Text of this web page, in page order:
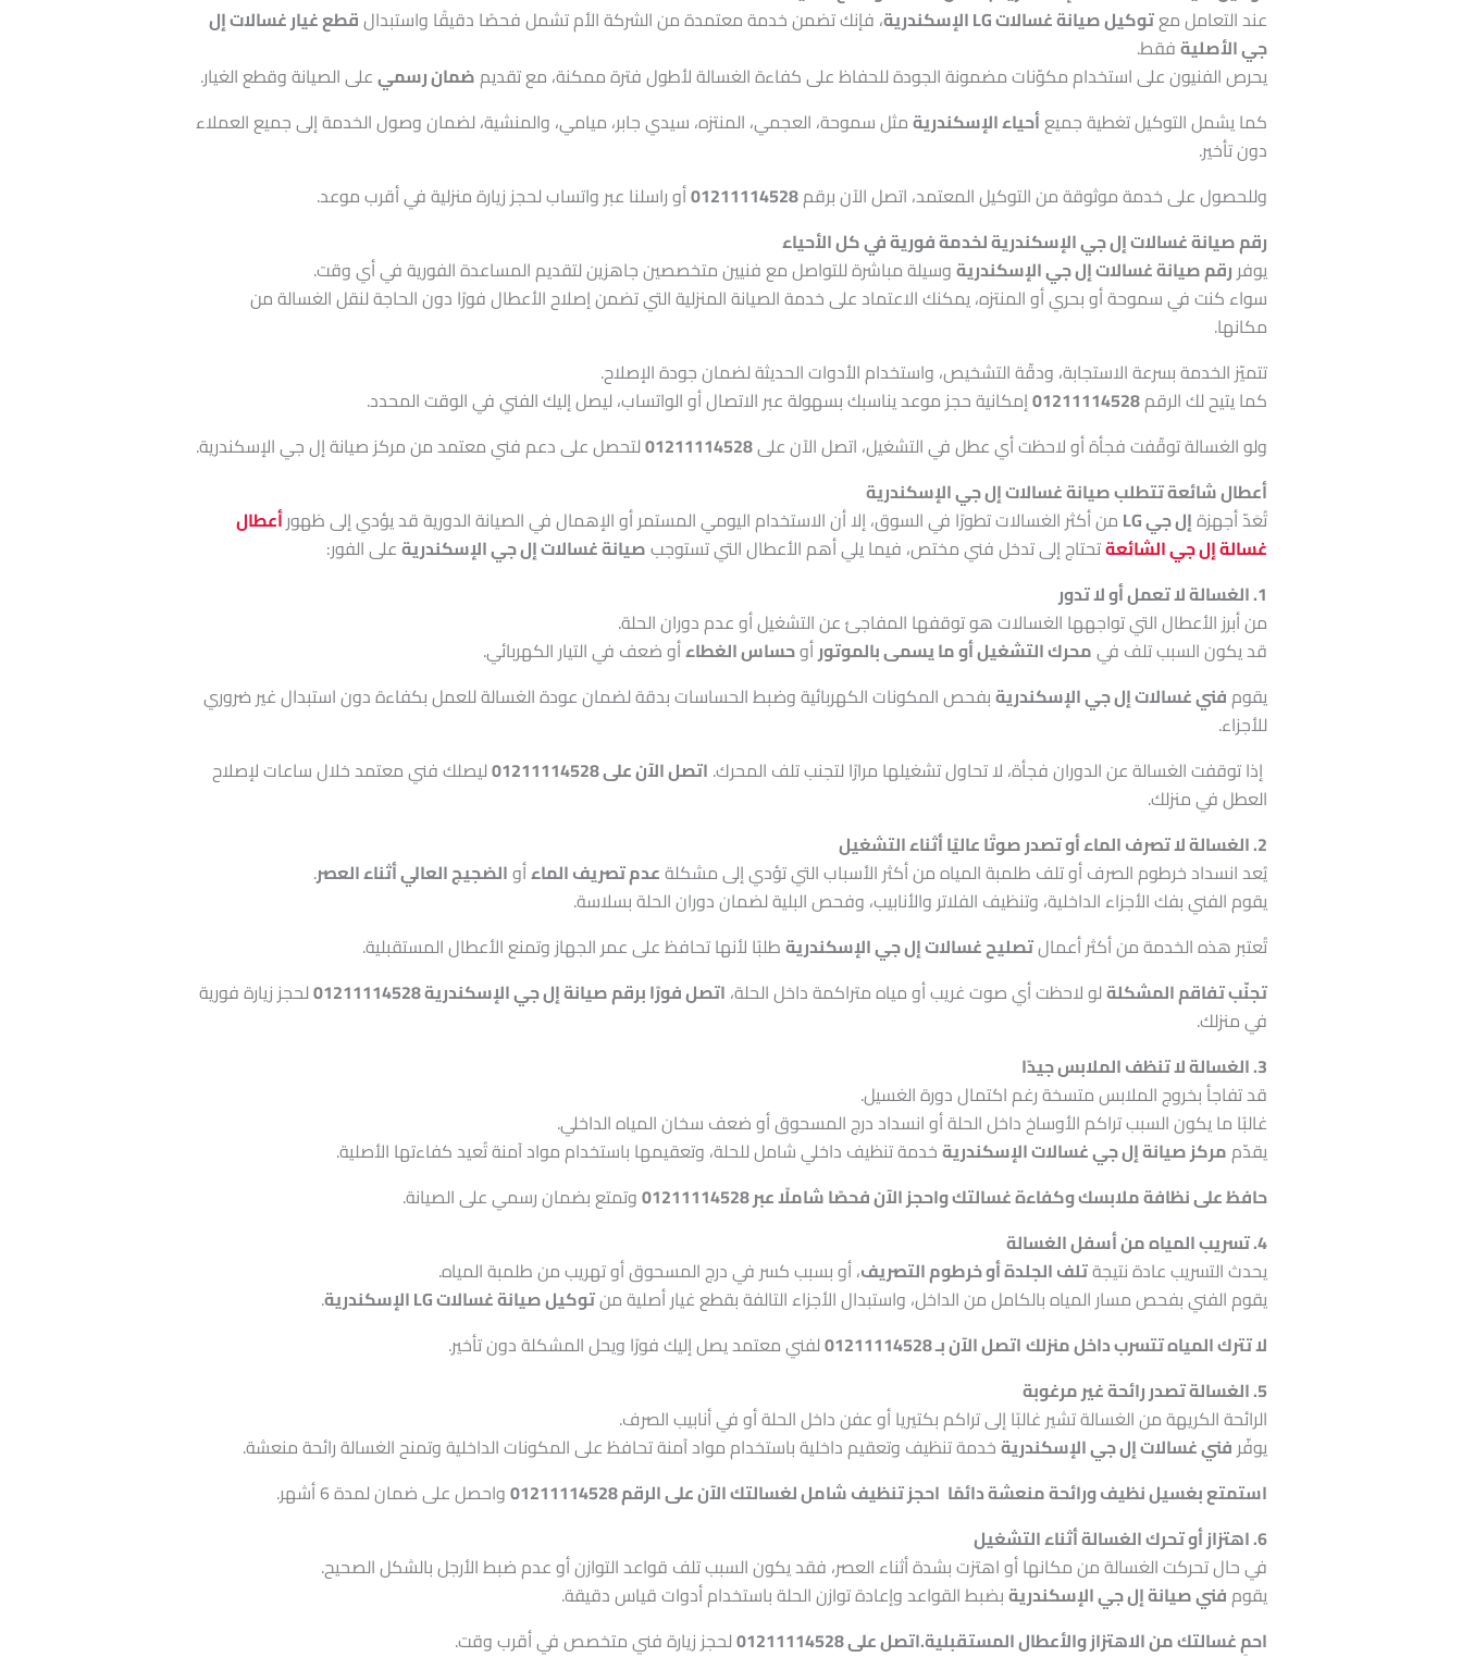
عند التعامل معتوكيل صيانة غسالات LG الإسكندرية ، فإنك تضمن خدمة معتمدة من الشركة الأم تشمل فحصًا دقيقًا واستبدالقطع غيار غسالات إل
جي الأصليةفقط.
يحرص الفنيون على استخدام مكوّنات مضمونة الجودة للحفاظ على كفاءة الغسالة لأطول فترة ممكنة، مع تقديمضمان رسميعلى الصيانة وقطع الغيار.
كما يشمل التوكيل تغطية جميعأحياء الإسكندريةمثل سموحة، العجمي، المنتزه، سيدي جابر، ميامي، والمنشية، لضمان وصول الخدمة إلى جميع العملاء
دون تأخير.
وللحصول على خدمة موثوقة من التوكيل المعتمد، اتصل الآن برقم01211114528أو راسلنا عبر واتساب لحجز زيارة منزلية في أقرب موعد.
رقم صيانة غسالات إل جي الإسكندرية لخدمة فورية في كل الأحياء
يوفر رقم صيانة غسالات إل جي الإسكندريةوسيلة مباشرة للتواصل مع فنيين متخصصين جاهزين لتقديم المساعدة الفورية في أي وقت.
سواء كنت في سموحة أو بحري أو المنتزه، يمكنك الاعتماد على خدمة الصيانة المنزلية التي تضمن إصلاح الأعطال فورًا دون الحاجة لنقل الغسالة من
مكانها.
تتميّز الخدمة بسرعة الاستجابة، ودقّة التشخيص، واستخدام الأدوات الحديثة لضمان جودة الإصلاح.
كما يتيح لك الرقم01211114528إمكانية حجز موعد يناسبك بسهولة عبر الاتصال أو الواتساب، ليصل إليك الفني في الوقت المحدد.
ولو الغسالة توقّفت فجأة أو لاحظت أي عطل في التشغيل، اتصل الآن على01211114528لتحصل على دعم فني معتمد من مركز صيانة إل جي الإسكندرية.
أعطال شائعة تتطلب صيانة غسالات إل جي الإسكندرية
تُعَدّ أجهزةإل جي LG من أكثر الغسالات تطورًا في السوق، إلا أن الاستخدام اليومي المستمر أو الإهمال في الصيانة الدورية قد يؤدي إلى ظهورأعطال
غسالة إل جي الشائعةتحتاج إلى تدخل فني مختص، فيما يلي أهم الأعطال التي تستوجبصيانة غسالات إل جي الإسكندريةعلى الفور:
1. الغسالة لا تعمل أو لا تدور
من أبرز الأعطال التي تواجهها الغسالات هو توقفها المفاجئ عن التشغيل أو عدم دوران الحلة.
قد يكون السبب تلف فيمحرك التشغيل أو ما يسمى بالموتورأوحساس الغطاءأو ضعف في التيار الكهربائي.
يقومفني غسالات إل جي الإسكندريةبفحص المكونات الكهربائية وضبط الحساسات بدقة لضمان عودة الغسالة للعمل بكفاءة دون استبدال غير ضروري
للأجزاء.
إذا توقفت الغسالة عن الدوران فجأة، لا تحاول تشغيلها مرارًا لتجنب تلف المحرك. اتصل الآن على 01211114528
ليصلك فني معتمد خلال ساعات لإصلاح
العطل في منزلك.
2. الغسالة لا تصرف الماء أو تصدر صوتًا عاليًا أثناء التشغيل
يُعد انسداد خرطوم الصرف أو تلف طلمبة المياه من أكثر الأسباب التي تؤدي إلى مشكلةعدم تصريف الماءأوالضجيج العالي أثناء العصر.
يقوم الفني بفك الأجزاء الداخلية، وتنظيف الفلاتر والأنابيب، وفحص البلية لضمان دوران الحلة بسلاسة.
تُعتبر هذه الخدمة من أكثر أعمالتصليح غسالات إل جي الإسكندريةطلبًا لأنها تحافظ على عمر الجهاز وتمنع الأعطال المستقبلية.
تجنّب تفاقم المشكلةلو لاحظت أي صوت غريب أو مياه متراكمة داخل الحلة، اتصل فورًا برقم صيانة إل جي الإسكندرية 01211114528
لحجز زيارة فورية
في منزلك.
3. الغسالة لا تنظف الملابس جيدًا
قد تفاجأ بخروج الملابس متسخة رغم اكتمال دورة الغسيل.
غالبًا ما يكون السبب تراكم الأوساخ داخل الحلة أو انسداد درج المسحوق أو ضعف سخان المياه الداخلي.
يقدّممركز صيانة إل جي غسالات الإسكندريةخدمة تنظيف داخلي شامل للحلة، وتعقيمها باستخدام مواد آمنة تُعيد كفاءتها الأصلية.
حافظ على نظافة ملابسك وكفاءة غسالتك واحجز الآن فحصًا شاملًا عبر 01211114528
وتمتع بضمان رسمي على الصيانة.
4. تسريب المياه من أسفل الغسالة
يحدث التسريب عادة نتيجةتلف الجلدة أو خرطوم التصريف، أو بسبب كسر في درج المسحوق أو تهريب من طلمبة المياه.
يقوم الفني بفحص مسار المياه بالكامل من الداخل، واستبدال الأجزاء التالفة بقطع غيار أصلية منتوكيل صيانة غسالات LG الإسكندرية
.
لا تترك المياه تتسرب داخل منزلكاتصل الآن بـ 01211114528
لفني معتمد يصل إليك فورًا ويحل المشكلة دون تأخير.
5. الغسالة تصدر رائحة غير مرغوبة
الرائحة الكريهة من الغسالة تشير غالبًا إلى تراكم بكتيريا أو عفن داخل الحلة أو في أنابيب الصرف.
يوفّر فني غسالات إل جي الإسكندريةخدمة تنظيف وتعقيم داخلية باستخدام مواد آمنة تحافظ على المكونات الداخلية وتمنح الغسالة رائحة منعشة.
استمتع بغسيل نظيف ورائحة منعشة دائمًا احجز تنظيف شامل لغسالتك الآن على الرقم 01211114528
واحصل على ضمان لمدة 6 أشهر.
6. اهتزاز أو تحرك الغسالة أثناء التشغيل
في حال تحركت الغسالة من مكانها أو اهتزت بشدة أثناء العصر، فقد يكون السبب تلف قواعد التوازن أو عدم ضبط الأرجل بالشكل الصحيح.
يقومفني صيانة إل جي الإسكندريةبضبط القواعد وإعادة توازن الحلة باستخدام أدوات قياس دقيقة.
احمِ غسالتك من الاهتزاز والأعطال المستقبلية.اتصل على 01211114528 لحجز زيارة فني متخصص في أقرب وقت.